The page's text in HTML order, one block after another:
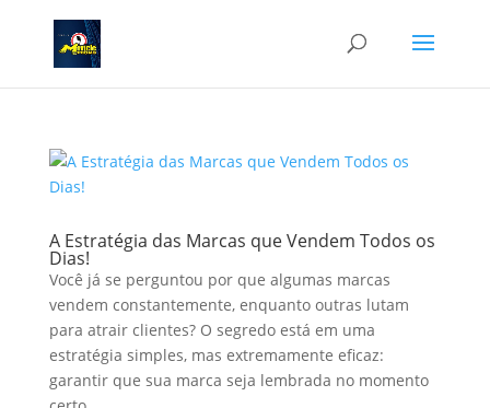
A Estratégia das Marcas que Vendem Todos os
Dias!
Você já se perguntou por que algumas marcas
vendem constantemente, enquanto outras lutam
para atrair clientes? O segredo está em uma
estratégia simples, mas extremamente eficaz:
garantir que sua marca seja lembrada no momento